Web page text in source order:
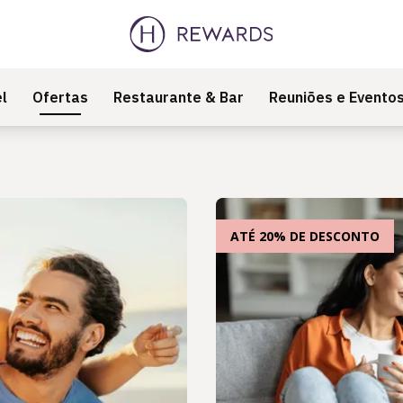
Ofertas Restaurante & Bar Reuniões e
ATÉ 20% DE DESCONTO